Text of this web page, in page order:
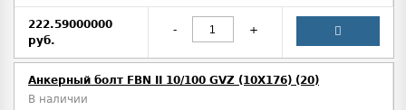
222.59000000
руб.
- +
Анкерный болт FBN II 10/100 GVZ (10X176) (20)
В наличии